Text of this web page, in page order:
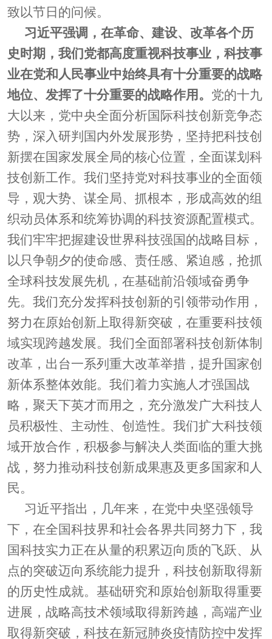
致以节日的问候。
习近平强调，在革命、建设、改革各个历
史时期，我们党都高度重视科技事业，科技事
业在党和人民事业中始终具有十分重要的战略
地位、发挥了十分重要的战略作用。 党的十九
大以来，党中央全面分析国际科技创新竞争态
势，深入研判国内外发展形势，坚持把科技创
新摆在国家发展全局的核心位置，全面谋划科
技创新工作。我们坚持党对科技事业的全面领
导，观大势、谋全局、抓根本，形成高效的组
织动员体系和统筹协调的科技资源配置模式。
我们牢牢把握建设世界科技强国的战略目标，
以只争朝夕的使命感、责任感、紧迫感，抢抓
全球科技发展先机，在基础前沿领域奋勇争
先。我们充分发挥科技创新的引领带动作用，
努力在原始创新上取得新突破，在重要科技领
域实现跨越发展。我们全面部署科技创新体制
改革，出台一系列重大改革举措，提升国家创
新体系整体效能。我们着力实施人才强国战
略，聚天下英才而用之，充分激发广大科技人
员积极性、主动性、创造性。我们扩大科技领
域开放合作，积极参与解决人类面临的重大挑
战，努力推动科技创新成果惠及更多国家和人
民。
习近平指出，几年来，在党中央坚强领导
下，在全国科技界和社会各界共同努力下，我
国科技实力正在从量的积累迈向质的飞跃、从
点的突破迈向系统能力提升，科技创新取得新
的历史性成就。基础研究和原始创新取得重要
进展，战略高技术领域取得新跨越，高端产业
取得新突破，科技在新冠肺炎疫情防控中发挥